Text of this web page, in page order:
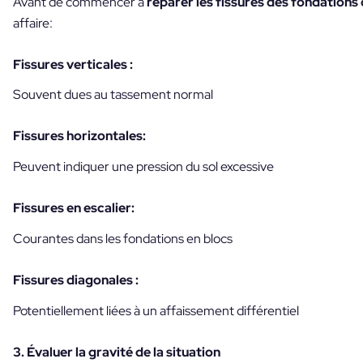
affaire:
Fissures verticales :
Souvent dues au tassement normal
Fissures horizontales:
Peuvent indiquer une pression du sol excessive
Fissures en escalier:
Courantes dans les fondations en blocs
Fissures diagonales :
Potentiellement liées à un affaissement différentiel
3. Évaluer la gravité de la situation